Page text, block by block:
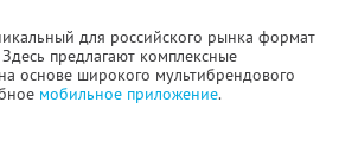
для российского рынка формат
предлагают комплексные
основе широкого мультибрендового
мобильное приложение.